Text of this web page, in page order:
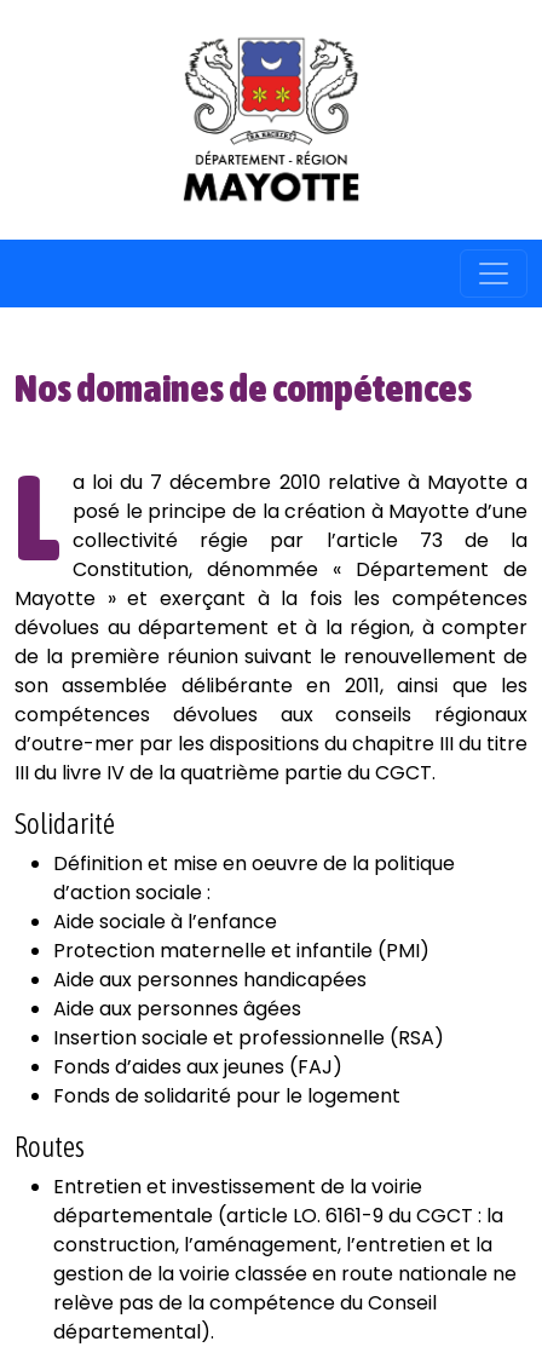
Nos domaines de compétences
L a loi du 7 décembre 2010 relative à Mayotte a
posé le principe de la création à Mayotte d’une
collectivité régie par l’article 73 de la
Constitution, dénommée « Département de
Mayotte » et exerçant à la fois les compétences
dévolues au département et à la région, à compter
de la première réunion suivant le renouvellement de
son assemblée délibérante en 2011, ainsi que les
compétences dévolues aux conseils régionaux
d’outre-mer par les dispositions du chapitre III du titre
III du livre IV de la quatrième partie du CGCT.
Solidarité
Définition et mise en oeuvre de la politique
d’action sociale :
Aide sociale à l’enfance
Protection maternelle et infantile (PMI)
Aide aux personnes handicapées
Aide aux personnes âgées
Insertion sociale et professionnelle (RSA)
Fonds d’aides aux jeunes (FAJ)
Fonds de solidarité pour le logement
Routes
Entretien et investissement de la voirie
départementale (article LO. 6161-9 du CGCT : la
construction, l’aménagement, l’entretien et la
gestion de la voirie classée en route nationale ne
relève pas de la compétence du Conseil
départemental).